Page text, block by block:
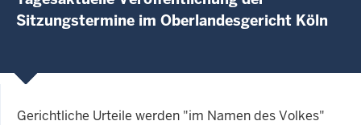
Sitzungstermine im Oberlandesgericht Köln
Gerichtliche Urteile werden "im Namen des Volkes"